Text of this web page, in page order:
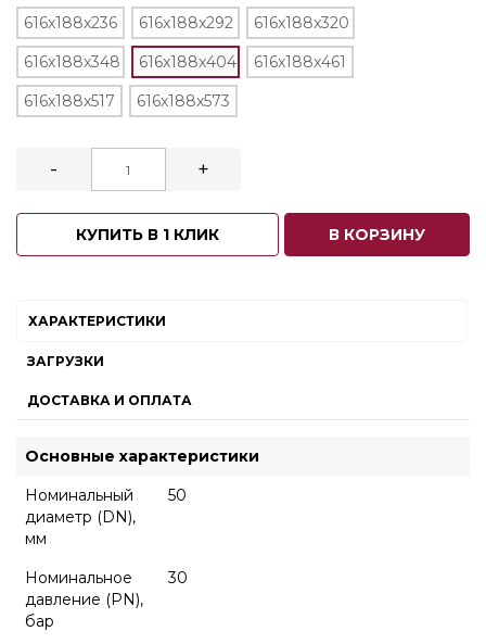
616x188x236
616x188x292
616x188x320
616x188x348
616x188x404
616x188x461
616x188x517
616x188x573
- +
КУПИТЬ В 1 КЛИК В КОРЗИНУ
ХАРАКТЕРИСТИКИ
ЗАГРУЗКИ
ДОСТАВКА И ОПЛАТА
Основные характеристики
Номинальный
диаметр (DN),
мм
50
Номинальное
давление (PN),
бар
30